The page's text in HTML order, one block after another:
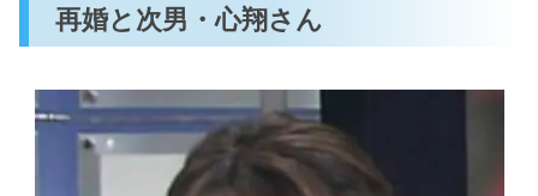
再婚と次男・心翔さん